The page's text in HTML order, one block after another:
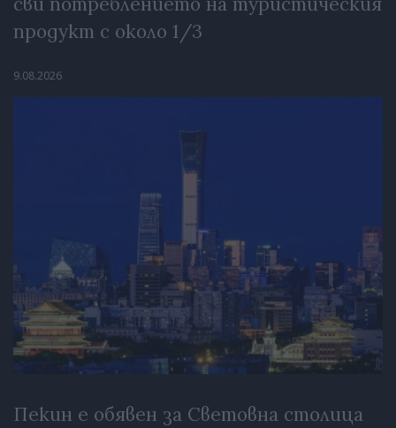
продукт с около 1/3
9.08.2026
Пекин е обявен за Световна столица